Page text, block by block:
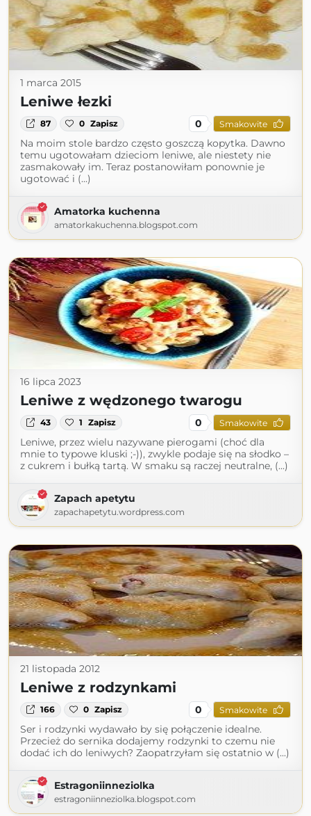
1 marca 2015
Leniwe łezki
87 0 Zapisz 0 Smakowite
Na moim stole bardzo często goszczą kopytka. Dawno
temu ugotowałam dzieciom leniwe, ale niestety nie
zasmakowały im. Teraz postanowiłam ponownie je
ugotować i (...)
Amatorka kuchenna
amatorkakuchenna.blogspot.com
16 lipca 2023
Leniwe z wędzonego twarogu
43 1 Zapisz 0 Smakowite
Leniwe, przez wielu nazywane pierogami (choć dla
mnie to typowe kluski ;-)), zwykle podaje się na słodko –
z cukrem i bułką tartą. W smaku są raczej neutralne, (...)
Zapach apetytu
zapachapetytu.wordpress.com
21 listopada 2012
Leniwe z rodzynkami
166 0 Zapisz 0 Smakowite
Ser i rodzynki wydawało by się połączenie idealne.
Przecież do sernika dodajemy rodzynki to czemu nie
dodać ich do leniwych? Zaopatrzyłam się ostatnio w (...)
Estragoniinneziolka
estragoniinneziolka.blogspot.com